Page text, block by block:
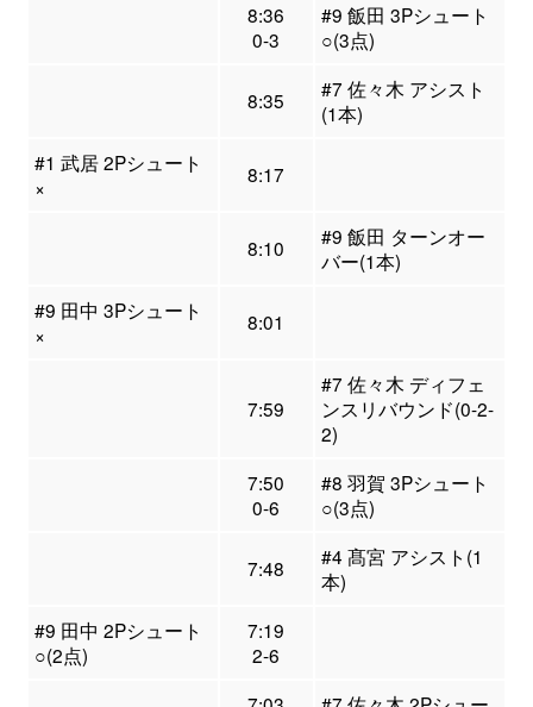
8:36
0-3
#9 飯田 3Pシュート
○(3点)
8:35
#7 佐々木 アシスト
(1本)
#1 武居 2Pシュート
×
8:17
8:10
#9 飯田 ターンオー
バー(1本)
#9 田中 3Pシュート
×
8:01
7:59
#7 佐々木 ディフェ
ンスリバウンド(0-2-
2)
7:50
0-6
#8 羽賀 3Pシュート
○(3点)
7:48
#4 髙宮 アシスト(1
本)
#9 田中 2Pシュート
○(2点)
7:19
2-6